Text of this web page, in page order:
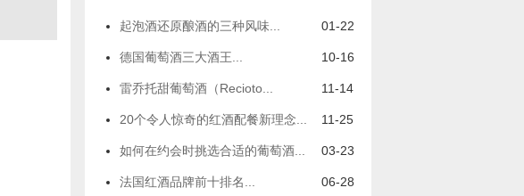
且这些都是法国知名酒
庄。...
起泡酒还原酿酒的三种风味... 01-22
德国葡萄酒三大酒王... 10-16
雷乔托甜葡萄酒（Recioto... 11-14
20个令人惊奇的红酒配餐新理念... 11-25
如何在约会时挑选合适的葡萄酒... 03-23
法国红酒品牌前十排名... 06-28